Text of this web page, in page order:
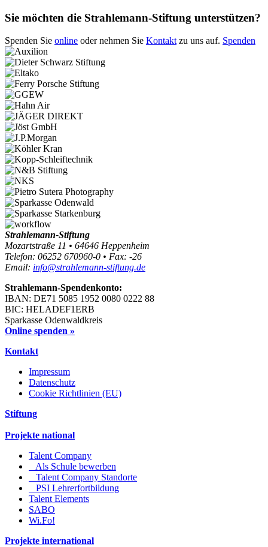
Sie möchten die Strahlemann-Stiftung unterstützen?
Spenden Sie online oder nehmen Sie Kontaktzu uns auf. Spenden
Strahlemann-Stiftung
Mozartstraße 11 • 64646 Heppenheim
Telefon: 06252 670960-0 • Fax: -26
Email: info@strahlemann-stiftung.de
Strahlemann-Spendenkonto:
IBAN: DE71 5085 1952 0080 0222 88
BIC: HELADEF1ERB
Sparkasse Odenwaldkreis
Online spenden »
Kontakt
Impressum
Datenschutz
Cookie Richtlinien (EU)
Stiftung
Projekte national
Talent Company
Als Schule bewerben
Talent Company Standorte
PSI Lehrerfortbildung
Talent Elements
SABO
Wi.Fo!
Projekte international